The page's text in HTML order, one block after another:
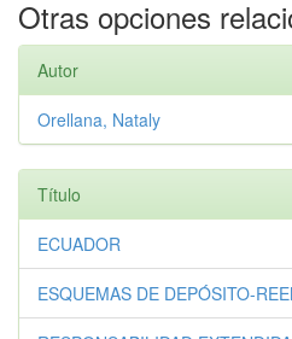
Otras opciones
Autor
Orellana, Nataly
Título
ECUADOR
ESQUEMAS DE DEPÓSITO-